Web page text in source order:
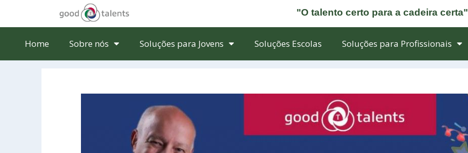
"O talento certo para a cadeira certa"
Home Sobre nós Soluções para Jovens Soluções Escolas Soluções para Profissionais